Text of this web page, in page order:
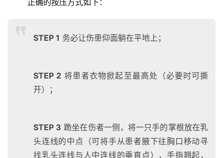
STEP 1 务必让伤患仰面躺在平地上；
STEP 2 将患者衣物掀起至最高处（必要时可撕
开）；
STEP 3 跪坐在伤者一侧，将一只手的掌根放在乳
头连线的中点（可将手从患者腋下往胸口移动寻
找乳头连线与人中连线的垂直点），手指翘起，